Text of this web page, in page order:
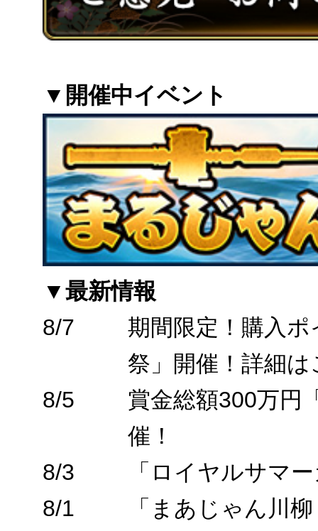
▼開催中イベント
▼最新情報
8/7
期間限定！購入
祭」開催！詳細は
8/5
賞金総額300万円
催！
8/3
「ロイヤルサマ
8/1
「まあじゃん川